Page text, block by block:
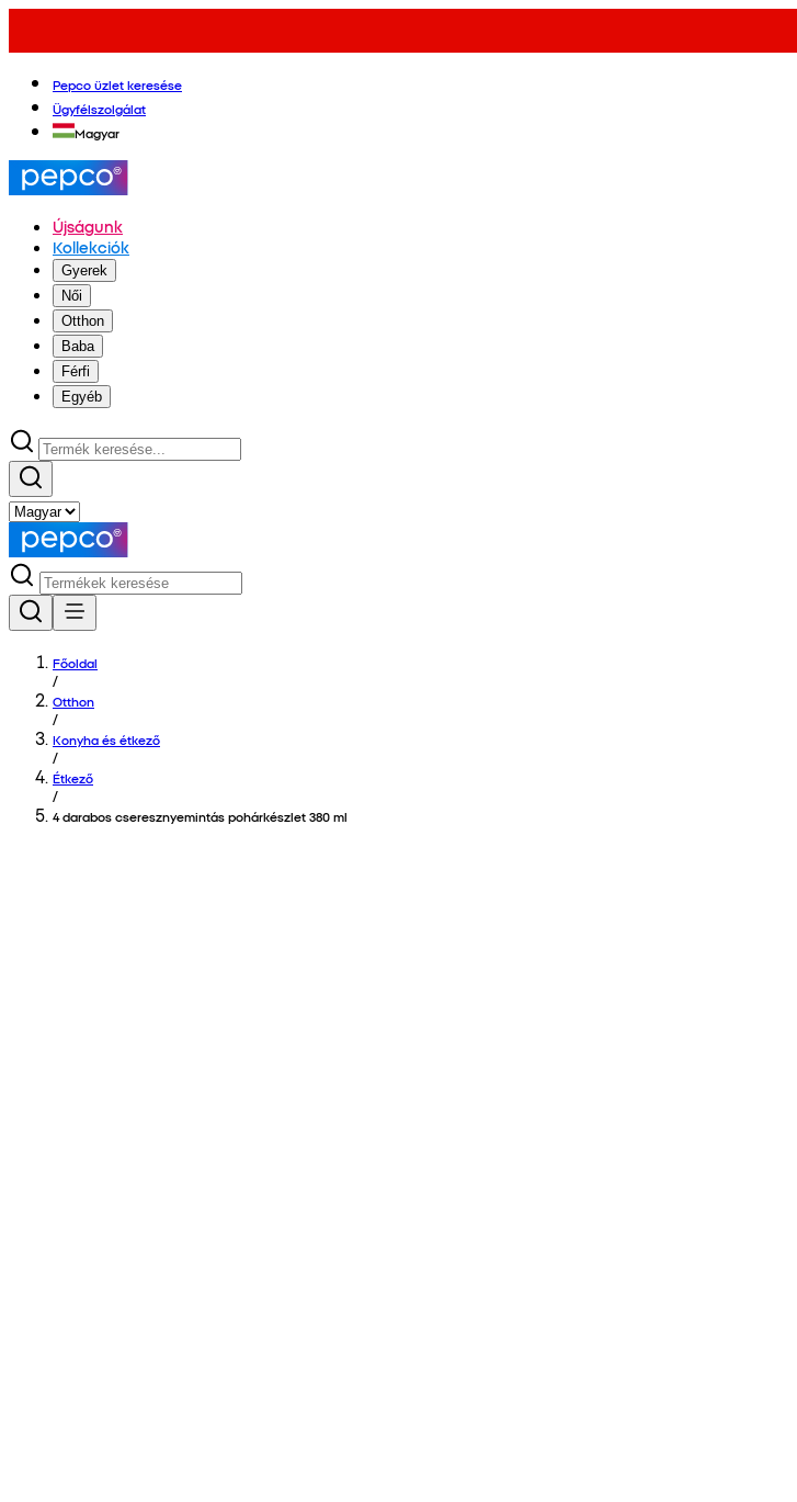
Pepco üzlet keresése
Ügyfélszolgálat
Magyar
Újságunk
Kollekciók
Gyerek
Női
Otthon
Baba
Férfi
Egyéb
Főoldal
/
Otthon
/
Konyha és étkező
/
Étkező
/
4 darabos cseresznyemintás pohárkészlet 380 ml